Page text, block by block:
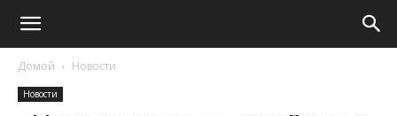
Домой Новости
Новости